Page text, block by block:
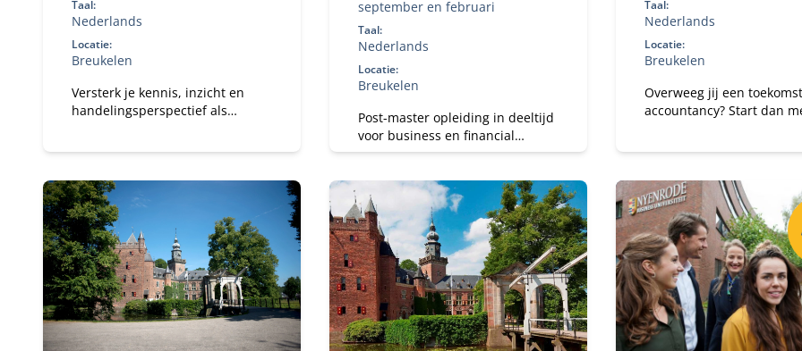
Taal:
Nederlands
Locatie:
Breukelen
Versterk je kennis, inzicht en
handelingsperspectief als
september en februari
Taal:
Nederlands
Locatie:
Breukelen
Post-master opleiding in deeltijd
voor business en financial
controllers met 6+ jaar ervaring.
registercontroller (RC) en
strategisch business partner in
een veranderende omgeving.
Taal:
Nederlands
Locatie:
Breukelen
Overweeg jij een
accountancy? Start dan
studie met werk.